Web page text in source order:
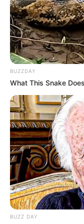
-G
O momento exige
apoio dos senadores
sociais e contatos
VEJA TAMBÉM:
IFA: Plano de ação
BUZZDAY
What This Snake
BUZZ DAY